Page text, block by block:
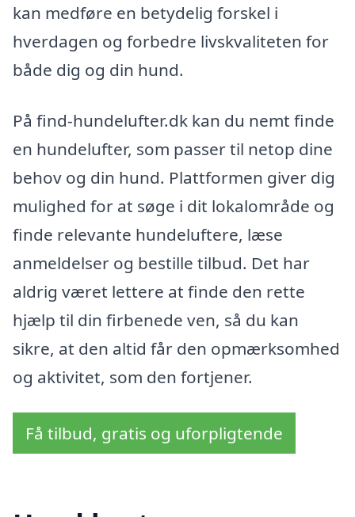
kan medføre en betydelig forskel i
hverdagen og forbedre livskvaliteten for
både dig og din hund.
På find-hundelufter.dk kan du nemt finde
en hundelufter, som passer til netop dine
behov og din hund. Plattformen giver dig
mulighed for at søge i dit lokalområde og
finde relevante hundeluftere, læse
anmeldelser og bestille tilbud. Det har
aldrig været lettere at finde den rette
hjælp til din firbenede ven, så du kan
sikre, at den altid får den opmærksomhed
og aktivitet, som den fortjener.
Få tilbud, gratis og uforpligtende